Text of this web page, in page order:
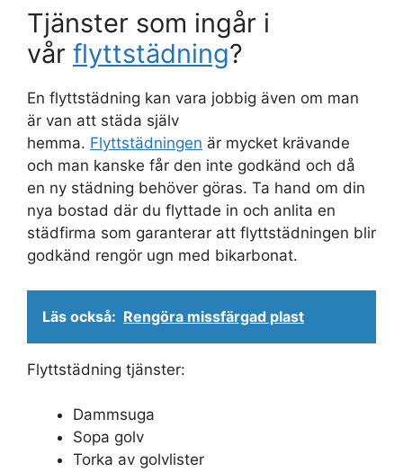
Tjänster som ingår i
vår flyttstädning?
En flyttstädning kan vara jobbig även om man
är van att städa själv
hemma. Flyttstädningen är mycket krävande
och man kanske får den inte godkänd och då
en ny städning behöver göras. Ta hand om din
nya bostad där du flyttade in och anlita en
städfirma som garanterar att flyttstädningen blir
godkänd rengör ugn med bikarbonat.
Läs också: Rengöra missfärgad plast
Flyttstädning tjänster:
Dammsuga
Sopa golv
Torka av golvlister